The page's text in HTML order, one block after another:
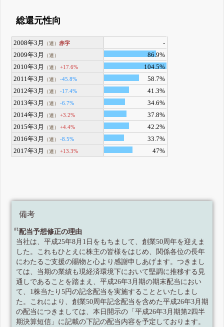
総還元性向
2008年3月 （連）赤字
-
2009年3月
（連）
86.9%
2010年3月
（連） +17.6%
104.5%
2011年3月
（連） -45.8%
58.7%
2012年3月
（連） -17.4%
41.3%
2013年3月
（連） -6.7%
34.6%
2014年3月
（連） +3.2%
37.8%
2015年3月
（連） +4.4%
42.2%
2016年3月
（連） -8.5%
33.7%
2017年3月
（連） +13.3% 47%
備考
#1配当予想修正の理由
当社は、平成25年8月1日をもちまして、創業50周年を迎えま
した。これもひとえに株主の皆様をはじめ、関係各位の長年
にわたるご支援の賜物と心より感謝申しあげます。つきまし
ては、当期の業績も現経済環境下において堅調に推移する見
通しであることを踏まえ、平成26年3月期の期末配当におい
て、1株当たり5円の記念配当を実施することといたしまし
た。これにより、創業50周年記念配当を含めた平成26年3月期
の配当につきましては、本日開示の「平成26年3月期第2四半
期決算短信」に記載の下記の配当内容を予定しております。